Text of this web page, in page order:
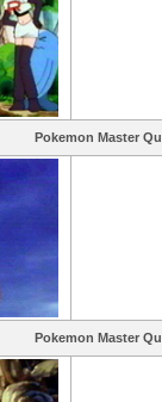
Pokemon Master
Pokemon Master